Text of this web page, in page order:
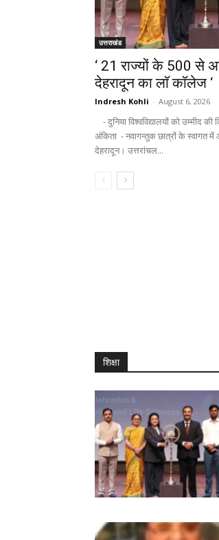
उत्तराखंड
‘ 21 राज्यों के 500 से
देहरादून का लाॅ काॅलेज ‘
Indresh Kohli - August 6, 2026
- दुनिया विश्वविद्यालयों को उम्मीद
अंकिता - नवागन्तुक छात्रों के स्वागत में
देहरादून। उत्तरांचल...
शिक्षा